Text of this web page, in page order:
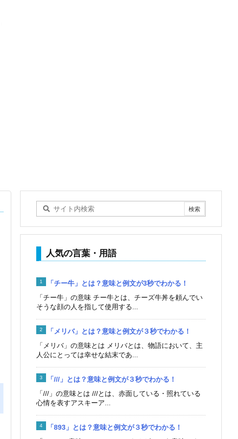
人気の言葉・用語
「チー牛」とは？意味と例文が3秒でわかる！
「チー牛」の意味 チー牛とは、チーズ牛丼を頼んでい
そうな顔の人を指して使用する...
「メリバ」とは？意味と例文が３秒でわかる！
「メリバ」の意味とは メリバとは、物語において、主
人公にとっては幸せな結末であ...
「///」とは？意味と例文が３秒でわかる！
「///」の意味とは ///とは、赤面している・照れている
心情を表すアスキーア...
「893」とは？意味と例文が３秒でわかる！